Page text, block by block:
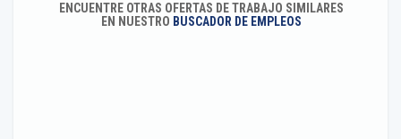
ENCUENTRE OTRAS OFERTAS DE TRABAJO SIMILARES
EN NUESTRO BUSCADOR DE EMPLEOS